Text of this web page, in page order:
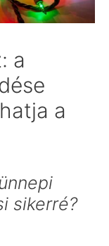
a
a
sikerré?